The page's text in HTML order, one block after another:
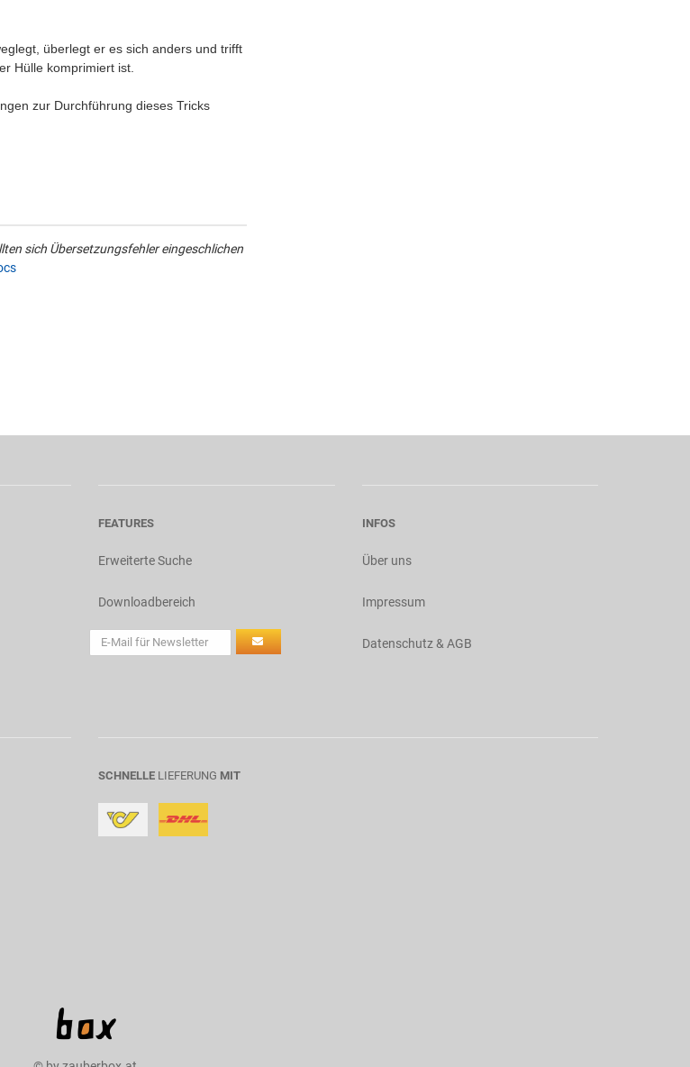
überlegt er es sich anders und trifft
Hülle komprimiert ist.
zur Durchführung dieses Tricks
sich Übersetzungsfehler eingeschlichen
FEATURES
Erweiterte Suche
Downloadbereich
INFOS
Über uns
Impressum
Datenschutz & AGB
SCHNELLE LIEFERUNG MIT